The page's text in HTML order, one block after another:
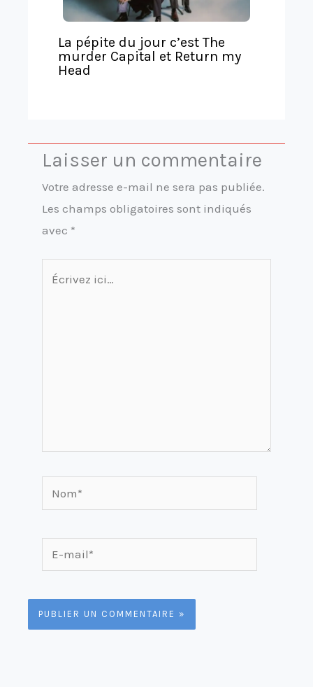
La pépite du jour c’est The
murder Capital et Return my
Head
Laisser un commentaire
Votre adresse e-mail ne sera pas publiée.
Les champs obligatoires sont indiqués
avec *
mail*